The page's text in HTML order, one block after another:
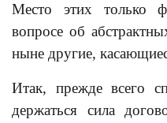
Место этих только
вопросе об
ныне другие,
Итак, прежде всего
держаться сила